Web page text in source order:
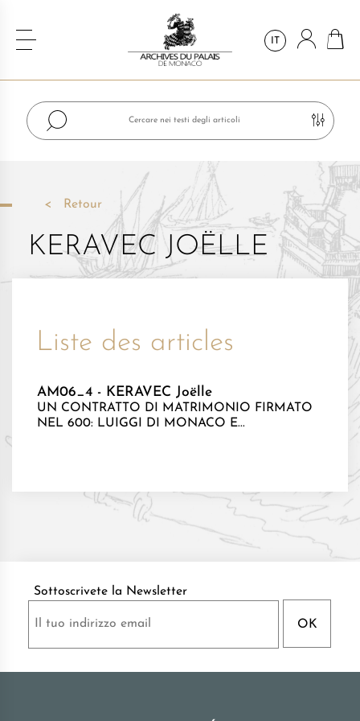
IT
Retour
KERAVEC JOËLLE
Liste des articles
AM06_4 - KERAVEC Joëlle
UN CONTRATTO DI MATRIMONIO FIRMATO
NEL 600: LUIGGI DI MONACO E...
Sottoscrivete la Newsletter